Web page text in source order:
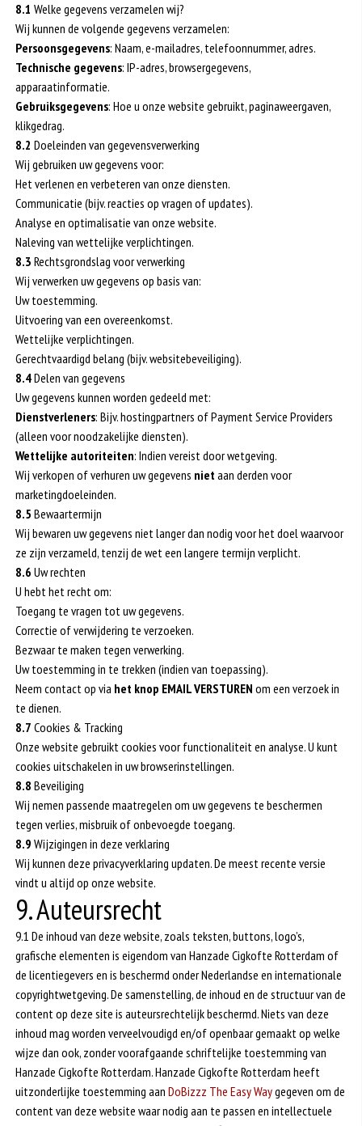
8.1 Welke gegevens verzamelen wij?
Wij kunnen de volgende gegevens verzamelen:
Persoonsgegevens: Naam, e-mailadres, telefoonnummer, adres.
Technische gegevens: IP-adres, browsergegevens,
apparaatinformatie.
Gebruiksgegevens: Hoe u onze website gebruikt, paginaweergaven,
klikgedrag.
8.2 Doeleinden van gegevensverwerking
Wij gebruiken uw gegevens voor:
Het verlenen en verbeteren van onze diensten.
Communicatie (bijv. reacties op vragen of updates).
Analyse en optimalisatie van onze website.
Naleving van wettelijke verplichtingen.
8.3 Rechtsgrondslag voor verwerking
Wij verwerken uw gegevens op basis van:
Uw toestemming.
Uitvoering van een overeenkomst.
Wettelijke verplichtingen.
Gerechtvaardigd belang (bijv. websitebeveiliging).
8.4Delen van gegevens
Uw gegevens kunnen worden gedeeld met:
Dienstverleners: Bijv. hostingpartners of Payment Service Providers
(alleen voor noodzakelijke diensten).
Wettelijke autoriteiten: Indien vereist door wetgeving.
Wij verkopen of verhuren uw gegevens niet aan derden voor
marketingdoeleinden.
8.5 Bewaartermijn
Wij bewaren uw gegevens niet langer dan nodig voor het doel waarvoor
ze zijn verzameld, tenzij de wet een langere termijn verplicht.
8.6 Uw rechten
U hebt het recht om:
Toegang te vragen tot uw gegevens.
Correctie of verwijdering te verzoeken.
Bezwaar te maken tegen verwerking.
Uw toestemming in te trekken (indien van toepassing).
Neem contact op via het knop EMAIL VERSTUREN om een verzoek in
te dienen.
8.7 Cookies & Tracking
Onze website gebruikt cookies voor functionaliteit en analyse. U kunt
cookies uitschakelen in uw browserinstellingen.
8.8 Beveiliging
Wij nemen passende maatregelen om uw gegevens te beschermen
tegen verlies, misbruik of onbevoegde toegang.
8.9 Wijzigingen in deze verklaring
Wij kunnen deze privacyverklaring updaten. De meest recente versie
vindt u altijd op onze website.
9. Auteursrecht
9.1 De inhoud van deze website, zoals teksten, buttons, logo’s,
grafische elementen is eigendom van Hanzade Cigkofte Rotterdam of
de licentiegevers en is beschermd onder Nederlandse en internationale
copyrightwetgeving. De samenstelling, de inhoud en de structuur van de
content op deze site is auteursrechtelijk beschermd. Niets van deze
inhoud mag worden verveelvoudigd en/of openbaar gemaakt op welke
wijze dan ook, zonder voorafgaande schriftelijke toestemming van
Hanzade Cigkofte Rotterdam. Hanzade Cigkofte Rotterdam heeft
uitzonderlijke toestemming aanDoBizzz The Easy Waygegeven om de
content van deze website waar nodig aan te passen en intellectuele